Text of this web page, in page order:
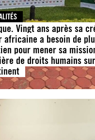
Vingt ans après sa
africaine a besoin de
pour mener sa
de droits humains